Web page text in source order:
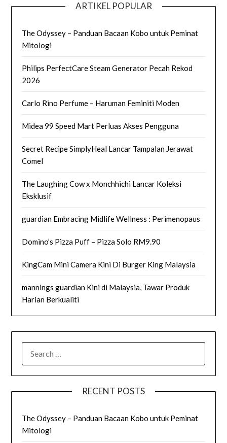
ARTIKEL POPULAR
The Odyssey – Panduan Bacaan Kobo untuk Peminat
Mitologi
Philips PerfectCare Steam Generator Pecah Rekod
2026
Carlo Rino Perfume – Haruman Feminiti Moden
Midea 99 Speed Mart Perluas Akses Pengguna
Secret Recipe SimplyHeal Lancar Tampalan Jerawat
Comel
The Laughing Cow x Monchhichi Lancar Koleksi
Eksklusif
guardian Embracing Midlife Wellness : Perimenopaus
Domino’s Pizza Puff – Pizza Solo RM9.90
KingCam Mini Camera Kini Di Burger King Malaysia
mannings guardian Kini di Malaysia, Tawar Produk
Harian Berkualiti
RECENT POSTS
The Odyssey – Panduan Bacaan Kobo untuk Peminat
Mitologi